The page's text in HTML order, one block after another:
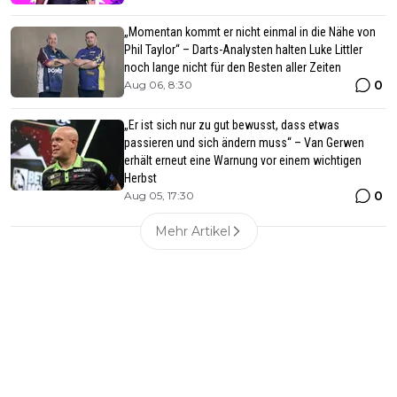
„Momentan kommt er nicht einmal in die Nähe von
Phil Taylor“ – Darts-Analysten halten Luke Littler
noch lange nicht für den Besten aller Zeiten
Aug 06, 8:30 0
„Er ist sich nur zu gut bewusst, dass etwas
passieren und sich ändern muss“ – Van Gerwen
erhält erneut eine Warnung vor einem wichtigen
Herbst
Aug 05, 17:30 0
Mehr Artikel